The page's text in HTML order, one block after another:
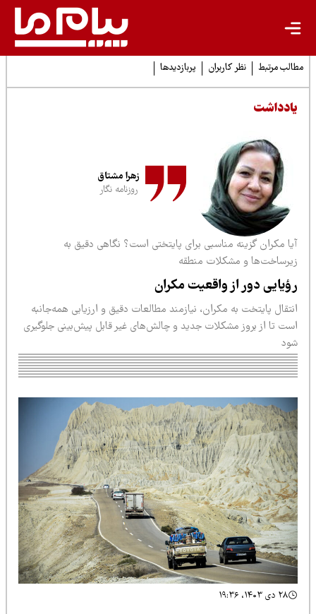
مرتبط نظر کاربران پربازدیدها
زهرا مشتاق
روزنامه نگار
مکران گزینه مناسبی برای پایتختی است؟ نگاهی دقیق به
و مشکلات منطقه
دور از واقعیت مکران
پایتخت به مکران، نیازمند مطالعات دقیق و ارزیابی همه‌جانبه
تا از بروز مشکلات جدید و چالش‌های غیر قابل پیش‌بینی جلوگیری